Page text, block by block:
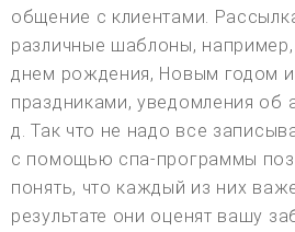
общение с клиентами.
различные шаблоны,
днем рождения, Новым годом и
праздниками, уведомления об
д. Так что не надо все
с помощью спа-программы
понять, что каждый из них
результате они оценят вашу